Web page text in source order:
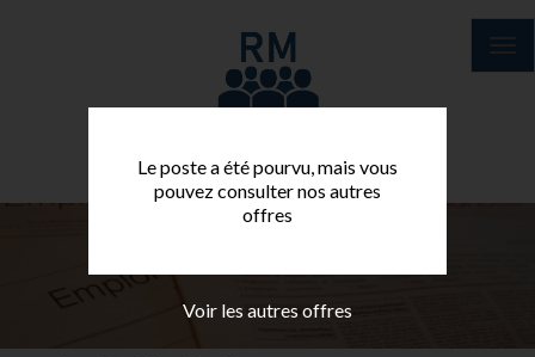
Le poste a été pourvu, mais vous
pouvez consulter nos autres
offres
Voir les autres offres